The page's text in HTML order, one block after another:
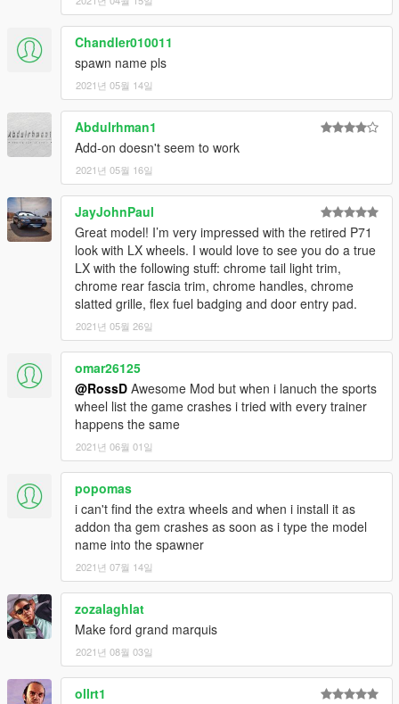
Chandler010011
spawn name pls
2021년 05월 14일
Abdulrhman1
Add-on doesn't seem to work
2021년 05월 16일
JayJohnPaul
Great model! I’m very impressed with the retired P71
look with LX wheels. I would love to see you do a true
LX with the following stuff: chrome tail light trim,
chrome rear fascia trim, chrome handles, chrome
slatted grille, flex fuel badging and door entry pad.
2021년 05월 26일
omar26125
@RossD Awesome Mod but when i lanuch the sports
wheel list the game crashes i tried with every trainer
happens the same
2021년 06월 01일
popomas
i can't find the extra wheels and when i install it as
addon tha gem crashes as soon as i type the model
name into the spawner
2021년 07월 14일
zozalaghlat
Make ford grand marquis
2021년 08월 03일
ollrt1